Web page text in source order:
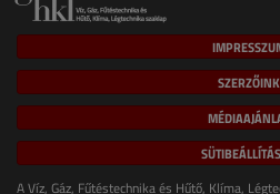
SZERZŐINK
A Víz, Gáz, Fűtéstechnika és Hűtő, Klíma,